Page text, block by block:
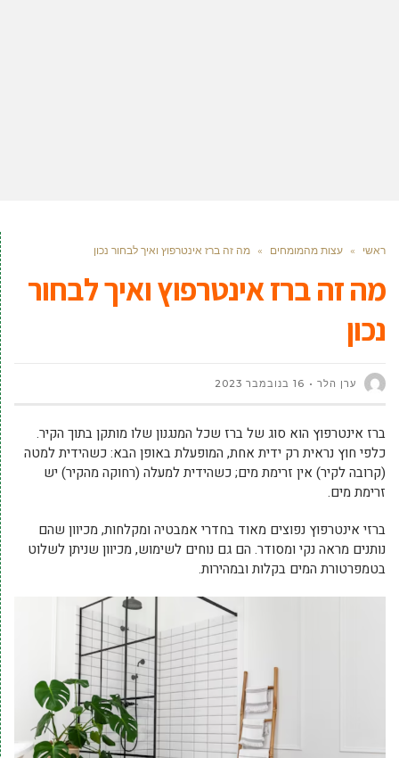
ראשי » עצות מהמומחים » מה זה ברז אינטרפוץ ואיך לבחור נכון
מה זה ברז אינטרפוץ ואיך לבחור
נכון
ערן הלר 16 בנובמבר 2023
ברז אינטרפוץ הוא סוג של ברז שכל המנגנון שלו מותקן בתוך הקיר.
כלפי חוץ נראית רק ידית אחת, המופעלת באופן הבא: כשהידית למטה
(קרובה לקיר) אין זרימת מים; כשהידית למעלה (רחוקה מהקיר) יש
זרימת מים.
ברזי אינטרפוץ נפוצים מאוד בחדרי אמבטיה ומקלחות, מכיוון שהם
נותנים מראה נקי ומסודר. הם גם נוחים לשימוש, מכיוון שניתן לשלוט
בטמפרטורת המים בקלות ובמהירות.